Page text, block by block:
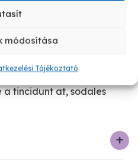
módosítása
Tájékoztató
eu mi. Nullam neque
a tincidunt at, sodales